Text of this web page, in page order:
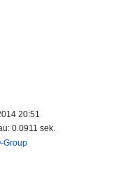
20:51
0.0911 sek.
Group